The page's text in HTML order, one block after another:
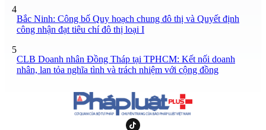
4
Bắc Ninh: Công bố Quy hoạch chung đô thị và Quyết định
công nhận đạt tiêu chí đô thị loại I
5
CLB Doanh nhân Đồng Tháp tại TPHCM: Kết nối doanh
nhân, lan tỏa nghĩa tình và trách nhiệm với cộng đồng